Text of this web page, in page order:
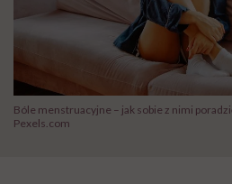
Bóle menstruacyjne – jak sobie z nimi
Pexels.com